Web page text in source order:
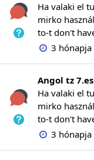
Ha valaki el
mirko
to-t don't
3 hónapja
Angol tz 7.es
Ha valaki el
mirko
to-t don't
3 hónapja